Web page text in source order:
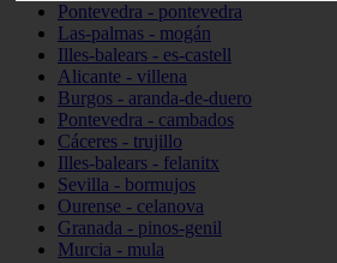
Pontevedra - pontevedra
Las-palmas - mogán
Illes-balears - es-castell
Alicante - villena
Burgos - aranda-de-duero
Pontevedra - cambados
Cáceres - trujillo
Illes-balears - felanitx
Sevilla - bormujos
Ourense - celanova
Granada - pinos-genil
Murcia - mula